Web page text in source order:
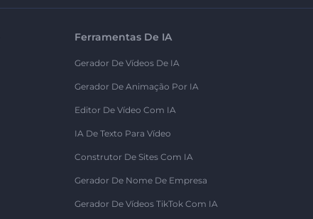
Ferramentas De IA
Gerador De Vídeos De IA
Gerador De Animação Por IA
Editor De Vídeo Com IA
IA De Texto Para Vídeo
Construtor De Sites Com IA
Gerador De Nome De Empresa
Gerador De Vídeos TikTok Com IA